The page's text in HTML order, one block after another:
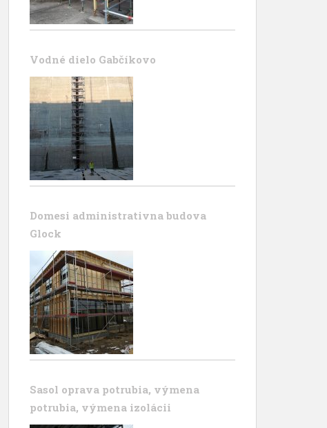
Vodné dielo Gabčíkovo
Domesi administrativna budova
Glock
Sasol oprava potrubia, výmena
potrubia, výmena izolácii